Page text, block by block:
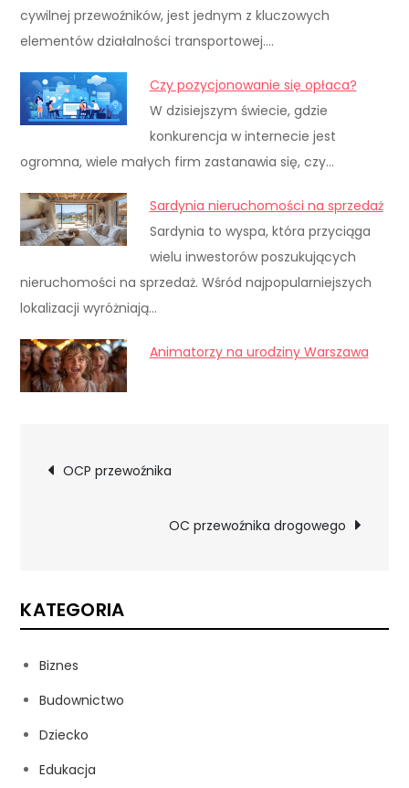
cywilnej przewoźników, jest jednym z kluczowych
elementów działalności transportowej.…
Czy pozycjonowanie się opłaca?
W dzisiejszym świecie, gdzie
konkurencja w internecie jest
ogromna, wiele małych firm zastanawia się, czy…
Sardynia nieruchomości na sprzedaż
Sardynia to wyspa, która przyciąga
wielu inwestorów poszukujących
nieruchomości na sprzedaż. Wśród najpopularniejszych
lokalizacji wyróżniają…
Animatorzy na urodziny Warszawa
Nawigacja
OCP przewoźnika
OC przewoźnika drogowego
KATEGORIA
Biznes
Budownictwo
Dziecko
Edukacja